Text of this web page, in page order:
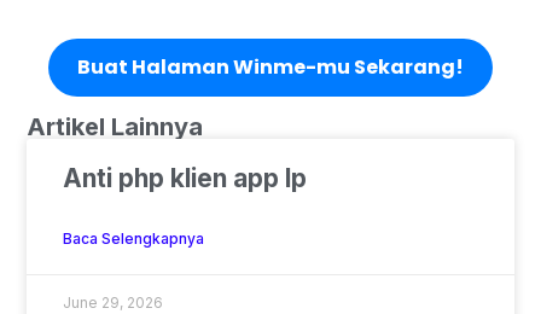
Buat Halaman Winme-mu Sekarang!
Artikel Lainnya
Anti php klien app lp
Baca Selengkapnya
June 29, 2026